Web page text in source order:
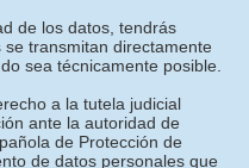
de los datos, tendrás
transmitan directamente
sea técnicamente posible.
a la tutela judicial
ante la autoridad de
de Protección de
de datos personales que